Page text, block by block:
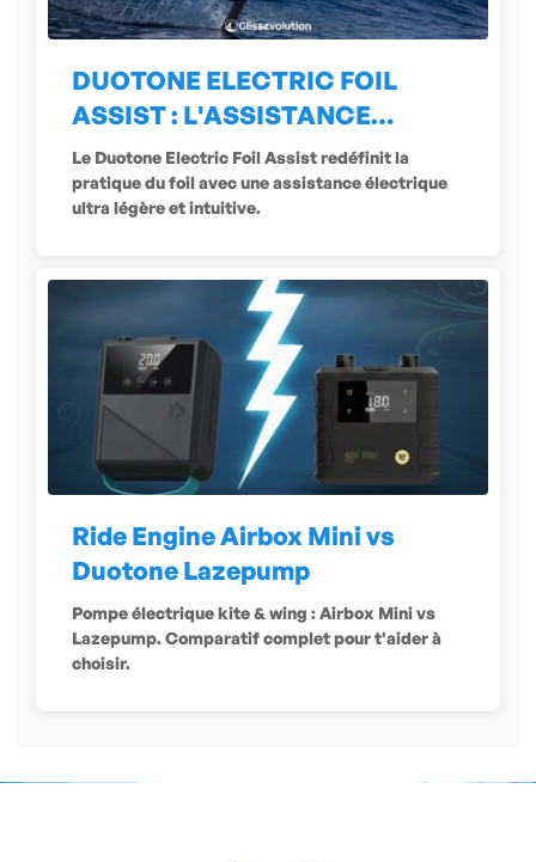
DUOTONE ELECTRIC FOIL
ASSIST : L'ASSISTANCE
ÉLECTRIQUE
Le Duotone Electric Foil Assist redéfinit la
pratique du foil avec une assistance électrique
ultra légère et intuitive.
Ride Engine Airbox Mini vs
Duotone Lazepump
Pompe électrique kite & wing : Airbox Mini vs
Lazepump. Comparatif complet pour t'aider à
choisir.